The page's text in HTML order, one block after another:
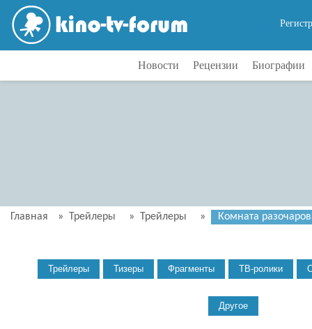
Новости Рецензии Биографии
Главная » Трейлеры » Трейлеры » Комната